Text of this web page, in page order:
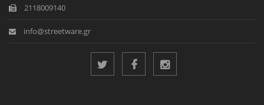
2118009140
info@streetware.gr